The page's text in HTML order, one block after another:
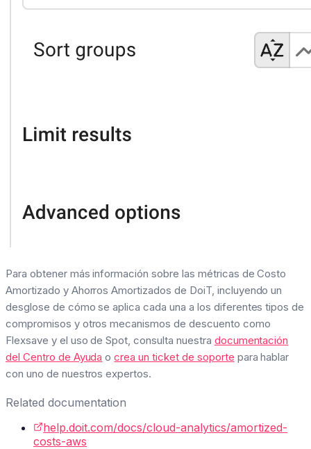
Para obtener más información sobre las métricas de Costo
Amortizado y Ahorros Amortizados de DoiT, incluyendo un
desglose de cómo se aplica cada una a los diferentes tipos de
compromisos y otros mecanismos de descuento como
Flexsave y el uso de Spot, consulta nuestra documentación
del Centro de Ayuda ocrea un ticket de soporte para hablar
con uno de nuestros expertos.
Related documentation
help.doit.com/docs/cloud-analytics/amortized-
costs-aws